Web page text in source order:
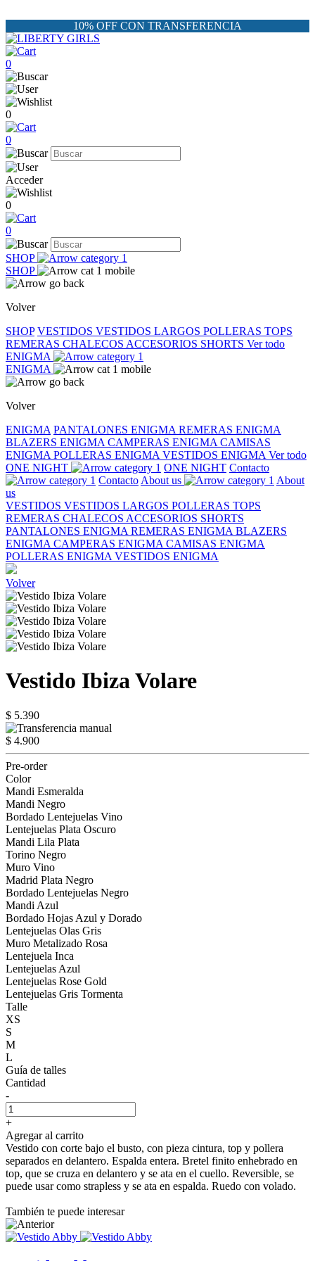
10% OFF CON TRANSFERENCIA
0
0
0
Acceder
0
0
SHOP
SHOP
Volver
SHOP VESTIDOS VESTIDOS LARGOS POLLERAS TOPS
REMERAS CHALECOS ACCESORIOS SHORTS Ver todo
ENIGMA
ENIGMA
Volver
ENIGMA PANTALONES ENIGMA REMERAS ENIGMA
BLAZERS ENIGMA CAMPERAS ENIGMA CAMISAS
ENIGMA POLLERAS ENIGMA VESTIDOS ENIGMA Ver todo
ONE NIGHT
ONE NIGHT Contacto
Contacto About us
About
us
VESTIDOS VESTIDOS LARGOS POLLERAS TOPS
REMERAS CHALECOS ACCESORIOS SHORTS
PANTALONES ENIGMA REMERAS ENIGMA BLAZERS
ENIGMA CAMPERAS ENIGMA CAMISAS ENIGMA
POLLERAS ENIGMA VESTIDOS ENIGMA
Volver
Vestido Ibiza Volare
$ 5.390
$ 4.900
Pre-order
Color
Mandi Esmeralda
Mandi Negro
Bordado Lentejuelas Vino
Lentejuelas Plata Oscuro
Mandi Lila Plata
Torino Negro
Muro Vino
Madrid Plata Negro
Bordado Lentejuelas Negro
Mandi Azul
Bordado Hojas Azul y Dorado
Lentejuelas Olas Gris
Muro Metalizado Rosa
Lentejuela Inca
Lentejuelas Azul
Lentejuelas Rose Gold
Lentejuelas Gris Tormenta
Talle
XS
S
M
L
Guía de talles
Cantidad
-
+
Agregar al carrito
Vestido con corte bajo el busto, con pieza cintura, top y pollera
separados en delantero. Espalda entera. Bretel finito enhebrado en
top, que se cruza en delantero y se ata en el cuello. Reversible, se
puede usar como strapless y se ata en espalda. Ruedo con volado.
También te puede interesar